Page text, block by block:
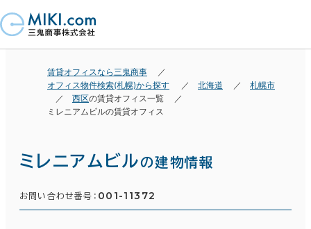
賃貸オフィスなら三鬼商事
オフィス物件検索(札幌)から探す
北海道
札幌市
西区の賃貸オフィス一覧
ミレニアムビルの賃貸オフィス
ミレニアムビルの建物情報
お問い合わせ番号： 001-11372